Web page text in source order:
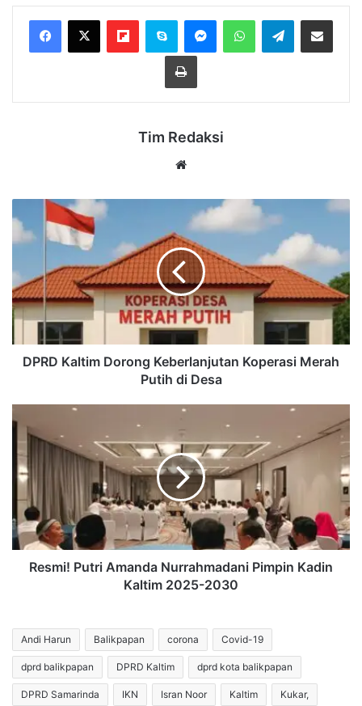
FlipboardSkype MessengerWhatsAppTelegramBagikan melalui Email
Cetak
Tim Redaksi
Kaltim
Dorong
Koperasi
Merah
Putih
di
Desa
DPRD Kaltim Dorong Keberlanjutan Koperasi Merah
Putih di Desa
Putri
Amanda
Nurrahmadani
Pimpin
Kadin
Kaltim
2025-
2030
Resmi! Putri Amanda Nurrahmadani Pimpin Kadin
Kaltim 2025-2030
Andi Harun Balikpapan corona Covid-19
dprd balikpapan DPRD Kaltim dprd kota balikpapan
DPRD Samarinda IKN Isran Noor Kaltim Kukar,